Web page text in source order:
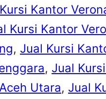
Kantor
Kursi Kantor
, Jual Kursi
, Jual
Utara, Jual